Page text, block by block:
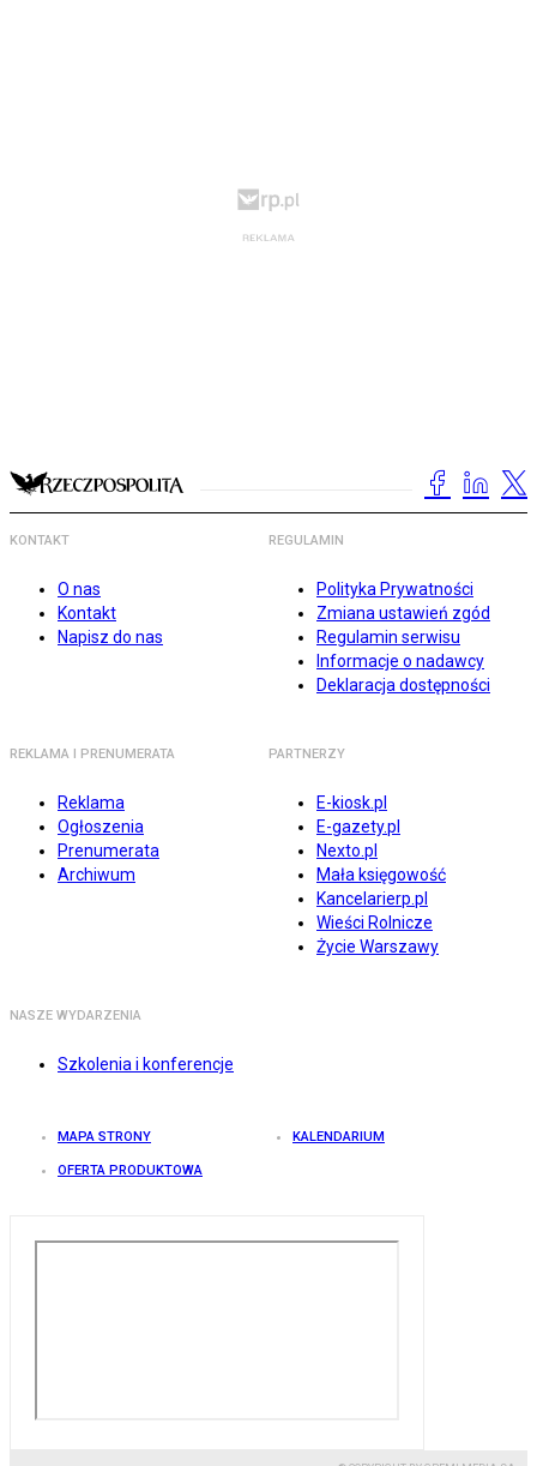
KONTAKT
O nas
Kontakt
Napisz do nas
REGULAMIN
Polityka Prywatności
Zmiana ustawień zgód
Regulamin serwisu
Informacje o nadawcy
Deklaracja dostępności
REKLAMA I PRENUMERATA
Reklama
Ogłoszenia
Prenumerata
Archiwum
PARTNERZY
E-kiosk.pl
E-gazety.pl
Nexto.pl
Mała księgowość
Kancelarierp.pl
Wieści Rolnicze
Życie Warszawy
NASZE WYDARZENIA
Szkolenia i konferencje
MAPA STRONY KALENDARIUM
OFERTA PRODUKTOWA